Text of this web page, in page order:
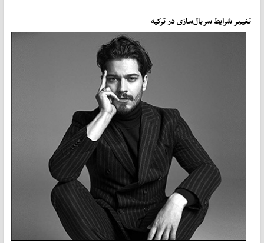
تغییر شرایط سریال‌سازی در ترکیه